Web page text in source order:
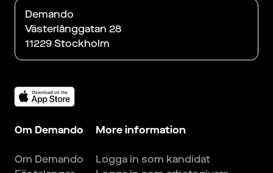
Demando
Västerlånggatan 28
11229 Stockholm
Om Demando
Om Demando
More information
Logga in som kandidat